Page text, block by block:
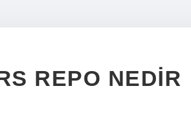
REPO NEDIR